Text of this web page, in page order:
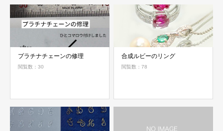
プラチナチェーンの修理
閲覧数：30
合成ルビーのリング
閲覧数：78